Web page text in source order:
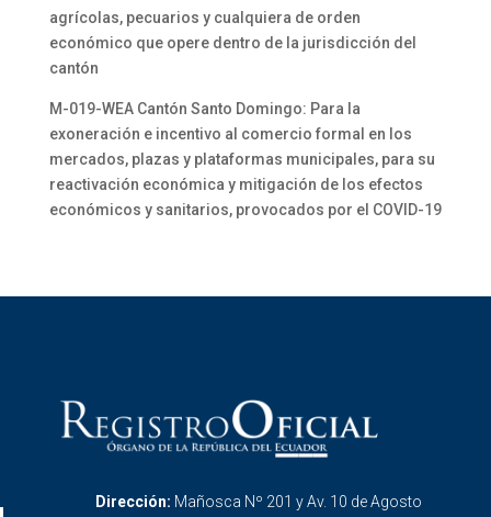
agrícolas, pecuarios y cualquiera de orden
económico que opere dentro de la jurisdicción del
cantón
M-019-WEA Cantón Santo Domingo: Para la
exoneración e incentivo al comercio formal en los
mercados, plazas y plataformas municipales, para su
reactivación económica y mitigación de los efectos
económicos y sanitarios, provocados por el COVID-19
Dirección: Mañosca Nº 201 y Av. 10 de Agosto